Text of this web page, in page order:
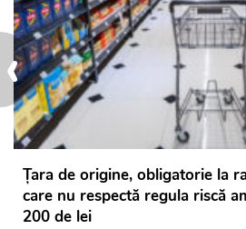
‹
Țara de origine, obligatorie la
care nu respectă regula riscă
200 de lei